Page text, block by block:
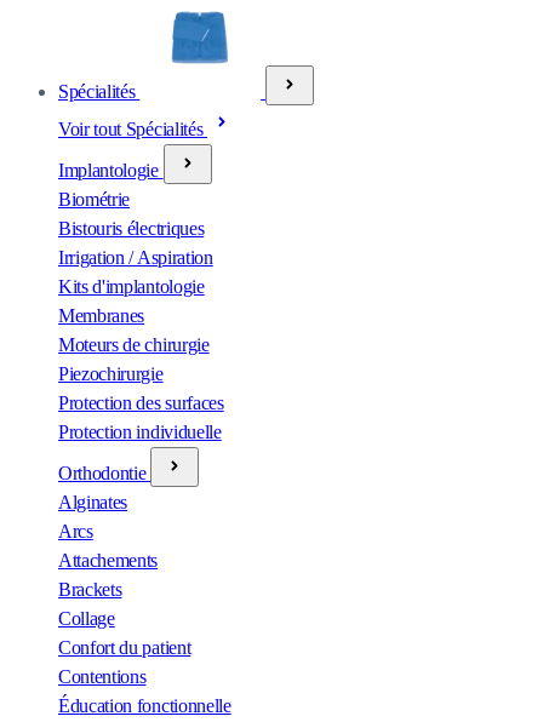
Spécialités
Voir tout Spécialités
Implantologie
Biométrie
Bistouris électriques
Irrigation / Aspiration
Kits d'implantologie
Membranes
Moteurs de chirurgie
Piezochirurgie
Protection des surfaces
Protection individuelle
Orthodontie
Alginates
Arcs
Attachements
Brackets
Collage
Confort du patient
Contentions
Éducation fonctionnelle